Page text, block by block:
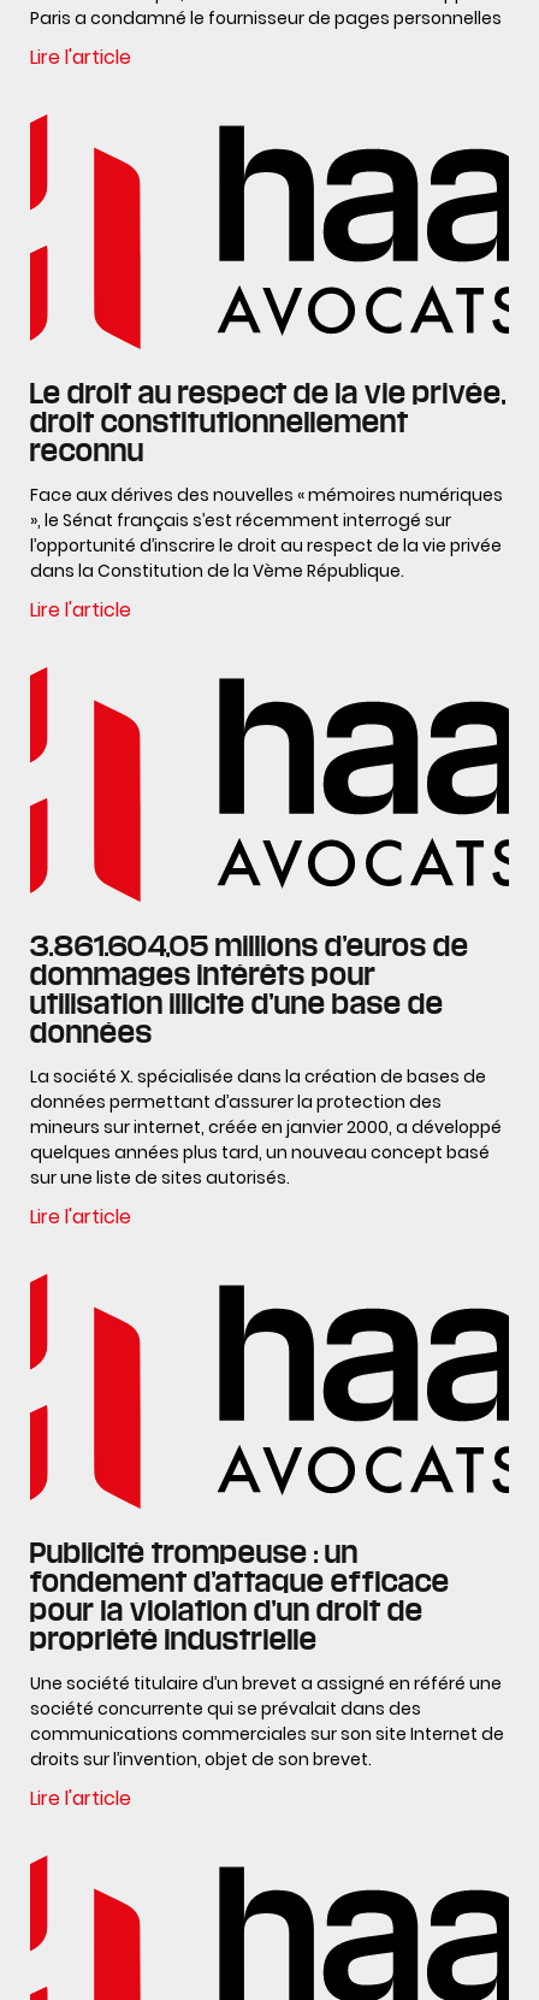
Paris a condamné le fournisseur de pages personnelles
Lire l'article
Le droit au respect de la vie privée,
droit constitutionnellement
reconnu
Face aux dérives des nouvelles « mémoires numériques
», le Sénat français s’est récemment interrogé sur
l’opportunité d’inscrire le droit au respect de la vie privée
dans la Constitution de la Vème République.
Lire l'article
3.861.604,05 millions d’euros de
dommages intérêts pour
utilisation illicite d’une base de
données
La société X. spécialisée dans la création de bases de
données permettant d’assurer la protection des
mineurs sur internet, créée en janvier 2000, a développé
quelques années plus tard, un nouveau concept basé
sur une liste de sites autorisés.
Lire l'article
Publicité trompeuse : un
fondement d’attaque efficace
pour la violation d’un droit de
propriété industrielle
Une société titulaire d’un brevet a assigné en référé une
société concurrente qui se prévalait dans des
communications commerciales sur son site Internet de
droits sur l’invention, objet de son brevet.
Lire l'article